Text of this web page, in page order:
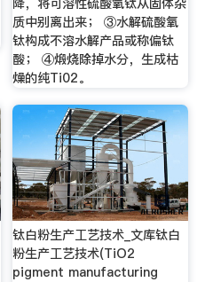
质中别离出来； ③水解硫酸氧
钛构成不溶水解产品或称偏钛
酸； ④煅烧除掉水分，生成枯
燥的纯Ti02。
钛白粉生产工艺技术_文库钛白
粉生产工艺技术(TiO2
pigment manufacturing